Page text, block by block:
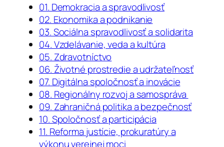
01. Demokracia a spravodlivosť
02. Ekonomika a podnikanie
03. Sociálna spravodlivosť a solidarita
04. Vzdelávanie, veda a kultúra
05. Zdravotníctvo
06. Životné prostredie a udržateľnosť
07. Digitálna spoločnosť a inovácie
08. Regionálny rozvoj a samospráva
09. Zahraničná politika a bezpečnosť
10. Spoločnosť a participácia
11. Reforma justície, prokuratúry a
výkonu verejnej moci